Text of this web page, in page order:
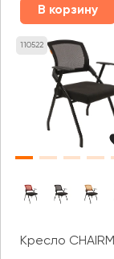
В корзину
110522
Кресло